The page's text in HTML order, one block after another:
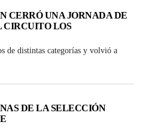
CERRÓ UNA JORNADA DE
CIRCUITO LOS
de distintas categorías y volvió a
DE LA SELECCIÓN